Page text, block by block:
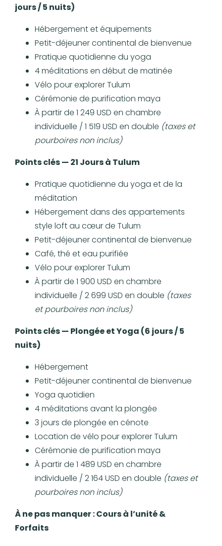
jours / 5 nuits)
Hébergement et équipements
Petit-déjeuner continental de bienvenue
Pratique quotidienne du yoga
4 méditations en début de matinée
Vélo pour explorer Tulum
Cérémonie de purification maya
À partir de 1 249 USD en chambre
individuelle / 1 519 USD en double (taxes et
pourboires non inclus)
Points clés — 21 Jours à Tulum
Pratique quotidienne du yoga et de la
méditation
Hébergement dans des appartements
style loft au cœur de Tulum
Petit-déjeuner continental de bienvenue
Café, thé et eau purifiée
Vélo pour explorer Tulum
À partir de 1 900 USD en chambre
individuelle / 2 699 USD en double (taxes
et pourboires non inclus)
Points clés — Plongée et Yoga (6 jours / 5
nuits)
Hébergement
Petit-déjeuner continental de bienvenue
Yoga quotidien
4 méditations avant la plongée
3 jours de plongée en cénote
Location de vélo pour explorer Tulum
Cérémonie de purification maya
À partir de 1 489 USD en chambre
individuelle / 2 164 USD en double (taxes et
pourboires non inclus)
À ne pas manquer : Cours à l’unité &
Forfaits